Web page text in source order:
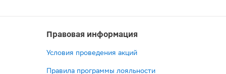
Правовая информация
Условия проведения акций
Правила программы лояльности